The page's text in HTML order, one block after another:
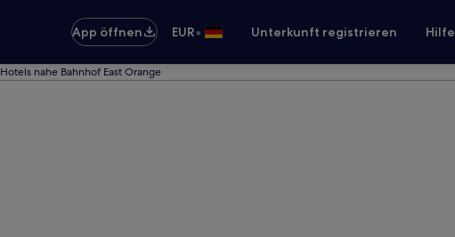
App öffnen EUR• Unterkunft registrieren Hilfe
Hotels nahe Bahnhof East Orange